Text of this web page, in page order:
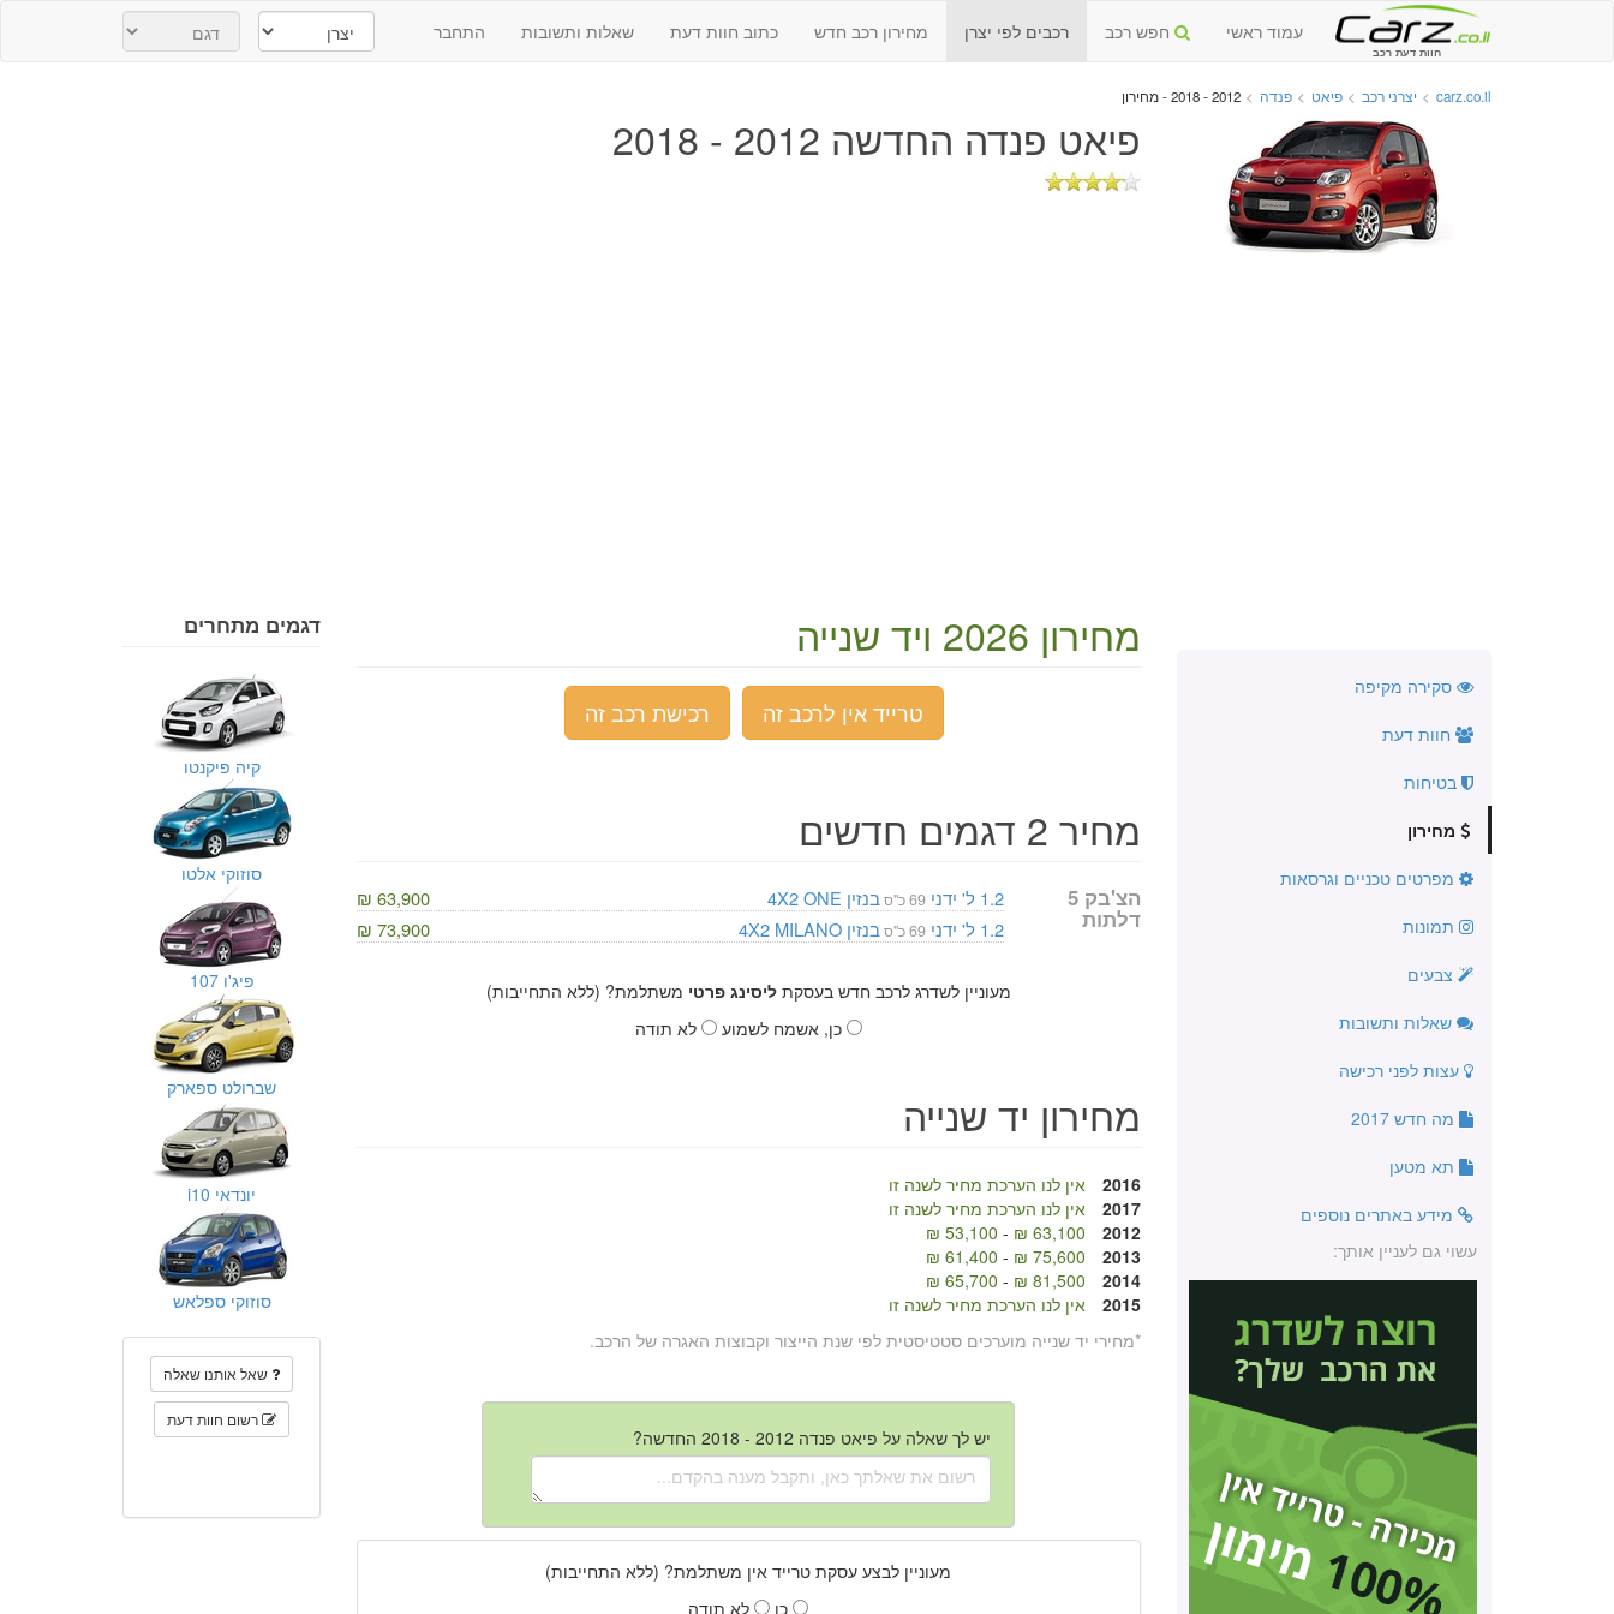
חוות דעת רכב
עמוד ראשי חפש רכב רכבים לפי יצרן מחירון רכב חדש כתוב חוות דעת שאלות ותשובות התחבר
carz.co.il
> יצרני רכב > פיאט > פנדה > 2012 - 2018 - מחירון
פיאט פנדה החדשה 2012 - 2018
סקירה מקיפה
חוות דעת
בטיחות
מחירון
מפרטים טכניים וגרסאות
תמונות
צבעים
שאלות ותשובות
עצות לפני רכישה
מה חדש 2017
תא מטען
מידע באתרים נוספים
עשוי גם לעניין אותך:
מחירון 2026 ויד שנייה
טרייד אין לרכב זה רכישת רכב זה
מחיר 2 דגמים חדשים
הצ'בק 5
דלתות
1.2 ל' ידני69 כ"ס בנזין 4X2ONE
63,900 ₪
1.2 ל'
ידני69 כ"ס בנזין 4X2 MILANO
73,900 ₪
מעוניין לשדרג לרכב חדש בעסקתליסינג פרטי משתלמת? (ללא התחייבות)
כן, אשמח לשמוע
לא תודה
מחירון יד שנייה
2016
אין לנו הערכת מחיר לשנה זו
2017
אין לנו הערכת מחיר לשנה זו
2012
63,100 ₪
-
53,100 ₪
2013
75,600 ₪
-
61,400 ₪
2014
81,500 ₪
-
65,700 ₪
2015
אין לנו הערכת מחיר לשנה זו
*מחירי יד שנייה מוערכים סטטיסטית לפי שנת הייצור וקבוצות האגרה של הרכב.
יש לך שאלה על פיאט פנדה 2012 - 2018 החדשה?
מעוניין לבצע עסקת טרייד אין משתלמת? (ללא התחייבות)
כן
לא תודה
דגמים מתחרים
קיה פיקנטו
סוזוקי אלטו
פיג'ו 107
שברולט ספארק
יונדאי i10
סוזוקי ספלאש
שאל אותנו שאלה
רשום חוות דעת